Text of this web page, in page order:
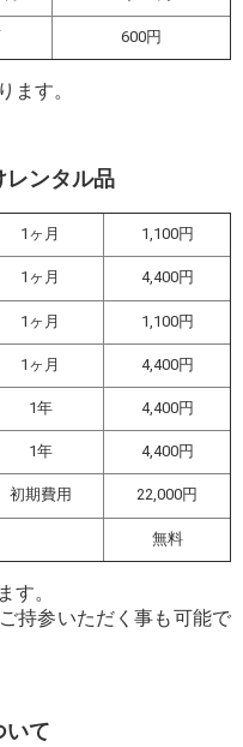
600円
ます。
レンタル品
1ヶ月
1,100円
1ヶ月 4,400円
1ヶ月 1,100円
1ヶ月 4,400円
1年 4,400円
1年
4,400円
初期費用 22,000円
無料
す。
持参いただく事も可能で
いて